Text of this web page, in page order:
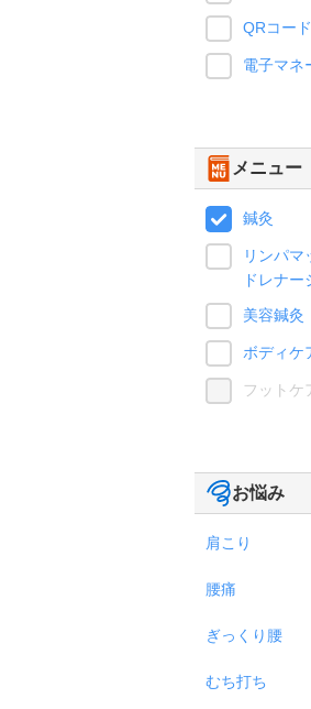
QRコー
電子マネ
メニュー
鍼灸
リンパマ
ドレナー
美容鍼灸
ボディケ
フットケ
お悩み
肩こり
腰痛
ぎっくり腰
むち打ち